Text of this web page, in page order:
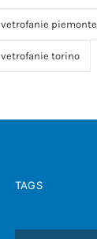
vetrofanie piemonte
vetrofanie torino
TAGS